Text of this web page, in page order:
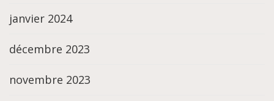
janvier 2024
décembre 2023
novembre 2023